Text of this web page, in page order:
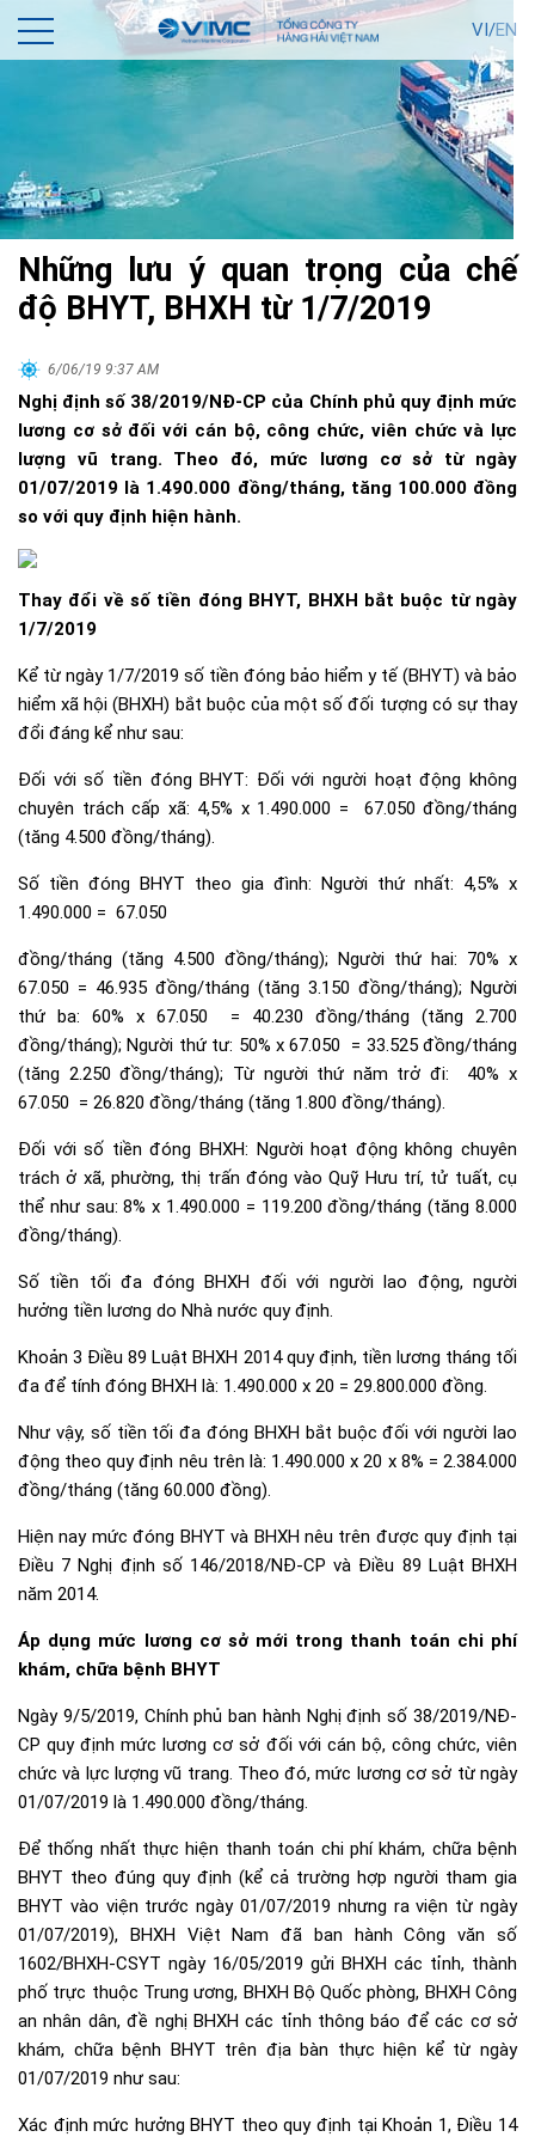
VI/EN
Những lưu ý quan trọng của chế
độ BHYT, BHXH từ 1/7/2019
6/06/19 9:37 AM
Nghị định số 38/2019/NĐ-CP của Chính phủ quy định mức
lương cơ sở đối với cán bộ, công chức, viên chức và lực
lượng vũ trang. Theo đó, mức lương cơ sở từ ngày
01/07/2019 là 1.490.000 đồng/tháng, tăng 100.000 đồng
so với quy định hiện hành.
Thay đổi về số tiền đóng BHYT, BHXH bắt buộc từ ngày
1/7/2019
Kể từ ngày 1/7/2019 số tiền đóng bảo hiểm y tế (BHYT) và bảo
hiểm xã hội (BHXH) bắt buộc của một số đối tượng có sự thay
đổi đáng kể như sau:
Đối với số tiền đóng BHYT: Đối với người hoạt động không
chuyên trách cấp xã: 4,5% x 1.490.000 = 67.050 đồng/tháng
(tăng 4.500 đồng/tháng).
Số tiền đóng BHYT theo gia đình: Người thứ nhất: 4,5% x
1.490.000 = 67.050
đồng/tháng (tăng 4.500 đồng/tháng); Người thứ hai: 70% x
67.050 = 46.935 đồng/tháng (tăng 3.150 đồng/tháng); Người
thứ ba: 60% x 67.050 = 40.230 đồng/tháng (tăng 2.700
đồng/tháng); Người thứ tư: 50% x 67.050 = 33.525 đồng/tháng
(tăng 2.250 đồng/tháng); Từ người thứ năm trở đi: 40% x
67.050 = 26.820 đồng/tháng (tăng 1.800 đồng/tháng).
Đối với số tiền đóng BHXH: Người hoạt động không chuyên
trách ở xã, phường, thị trấn đóng vào Quỹ Hưu trí, tử tuất, cụ
thể như sau: 8% x 1.490.000 = 119.200 đồng/tháng (tăng 8.000
đồng/tháng).
Số tiền tối đa đóng BHXH đối với người lao động, người
hưởng tiền lương do Nhà nước quy định.
Khoản 3 Điều 89 Luật BHXH 2014 quy định, tiền lương tháng tối
đa để tính đóng BHXH là: 1.490.000 x 20 = 29.800.000 đồng.
Như vậy, số tiền tối đa đóng BHXH bắt buộc đối với người lao
động theo quy định nêu trên là: 1.490.000 x 20 x 8% = 2.384.000
đồng/tháng (tăng 60.000 đồng).
Hiện nay mức đóng BHYT và BHXH nêu trên được quy định tại
Điều 7 Nghị định số 146/2018/NĐ-CP và Điều 89 Luật BHXH
năm 2014.
Áp dụng mức lương cơ sở mới trong thanh toán chi phí
khám, chữa bệnh BHYT
Ngày 9/5/2019, Chính phủ ban hành Nghị định số 38/2019/NĐ-
CP quy định mức lương cơ sở đối với cán bộ, công chức, viên
chức và lực lượng vũ trang. Theo đó, mức lương cơ sở từ ngày
01/07/2019 là 1.490.000 đồng/tháng.
Để thống nhất thực hiện thanh toán chi phí khám, chữa bệnh
BHYT theo đúng quy định (kể cả trường hợp người tham gia
BHYT vào viện trước ngày 01/07/2019 nhưng ra viện từ ngày
01/07/2019), BHXH Việt Nam đã ban hành Công văn số
1602/BHXH-CSYT ngày 16/05/2019 gửi BHXH các tỉnh, thành
phố trực thuộc Trung ương, BHXH Bộ Quốc phòng, BHXH Công
an nhân dân, đề nghị BHXH các tỉnh thông báo để các cơ sở
khám, chữa bệnh BHYT trên địa bàn thực hiện kể từ ngày
01/07/2019 như sau:
Xác định mức hưởng BHYT theo quy định tại Khoản 1, Điều 14